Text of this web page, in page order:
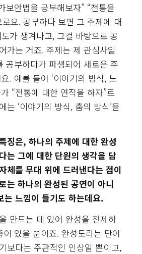
보안법을 공부해보자” “전통을
요. 공부하다 보면 그 주제에 대
가 생겨나고, 그걸 바탕으로 공
가는 거죠. 주제는 제 관심사일
공부하다가 파생되어 새로운 주
. 예를 들어 ‘이야기의 방식, 노
“전통에 대한 연작을 하자”로
는 ‘이야기의 방식, 춤의 방식’을
징은, 하나의 주제에 대한 완성
는 그에 대한 단원의 생각을 담
체를 무대 위에 드러낸다는 점이
는 하나의 완성된 공연이 아니
는 느낌이 들기도 하는데요.
만드는 데 있어 완성을 전제하
있을 뿐이죠. 완성도라는 단어
보다는 주관적인 인상일 뿐이고,